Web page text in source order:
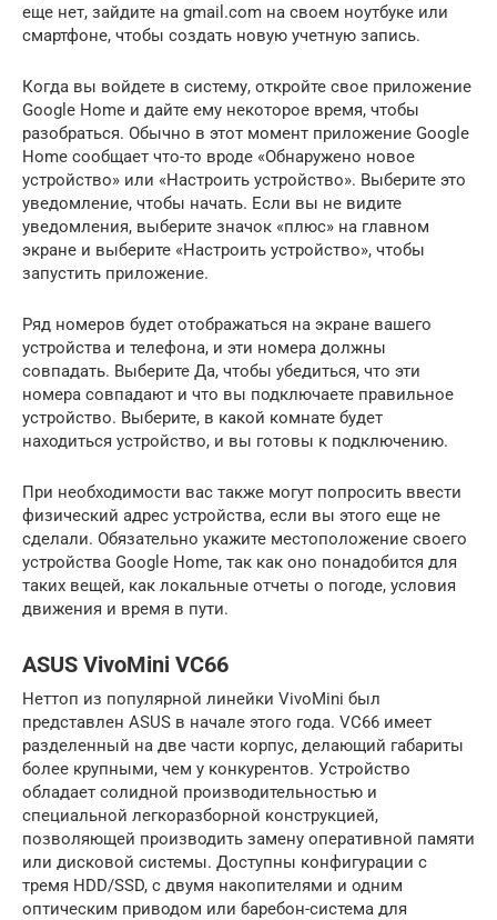
еще нет, зайдите на gmail.com на своем ноутбуке или
смартфоне, чтобы создать новую учетную запись.
Когда вы войдете в систему, откройте свое приложение
Google Home и дайте ему некоторое время, чтобы
разобраться. Обычно в этот момент приложение Google
Home сообщает что-то вроде «Обнаружено новое
устройство» или «Настроить устройство». Выберите это
уведомление, чтобы начать. Если вы не видите
уведомления, выберите значок «плюс» на главном
экране и выберите «Настроить устройство», чтобы
запустить приложение.
Ряд номеров будет отображаться на экране вашего
устройства и телефона, и эти номера должны
совпадать. Выберите Да, чтобы убедиться, что эти
номера совпадают и что вы подключаете правильное
устройство. Выберите, в какой комнате будет
находиться устройство, и вы готовы к подключению.
При необходимости вас также могут попросить ввести
физический адрес устройства, если вы этого еще не
сделали. Обязательно укажите местоположение своего
устройства Google Home, так как оно понадобится для
таких вещей, как локальные отчеты о погоде, условия
движения и время в пути.
ASUS VivoMini VC66
Неттоп из популярной линейки VivoMini был
представлен ASUS в начале этого года. VC66 имеет
разделенный на две части корпус, делающий габариты
более крупными, чем у конкурентов. Устройство
обладает солидной производительностью и
специальной легкоразборной конструкцией,
позволяющей производить замену оперативной памяти
или дисковой системы. Доступны конфигурации с
тремя HDD/SSD, с двумя накопителями и одним
оптическим приводом или баребон-система для